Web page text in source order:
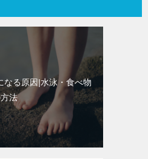
なる原因|水泳・食べ物
法